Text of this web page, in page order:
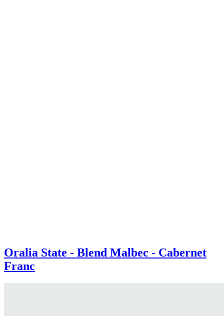
Oralia State - Blend Malbec - Cabernet
Franc